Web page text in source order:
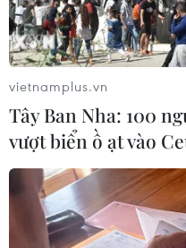
vietnamplus.vn
Tây Ban Nha: 100
vượt biển ồ ạt vào